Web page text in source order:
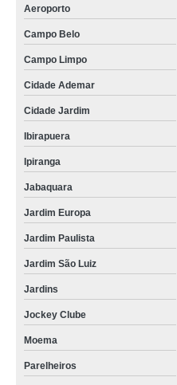
Aeroporto
Campo Belo
Campo Limpo
Cidade Ademar
Cidade Jardim
Ibirapuera
Ipiranga
Jabaquara
Jardim Europa
Jardim Paulista
Jardim São Luiz
Jardins
Jockey Clube
Moema
Parelheiros